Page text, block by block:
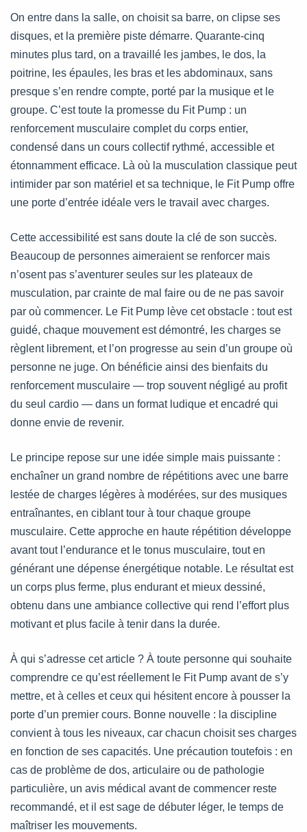
On entre dans la salle, on choisit sa barre, on clipse ses
disques, et la première piste démarre. Quarante-cinq
minutes plus tard, on a travaillé les jambes, le dos, la
poitrine, les épaules, les bras et les abdominaux, sans
presque s’en rendre compte, porté par la musique et le
groupe. C’est toute la promesse du Fit Pump : un
renforcement musculaire complet du corps entier,
condensé dans un cours collectif rythmé, accessible et
étonnamment efficace. Là où la musculation classique peut
intimider par son matériel et sa technique, le Fit Pump offre
une porte d’entrée idéale vers le travail avec charges.
Cette accessibilité est sans doute la clé de son succès.
Beaucoup de personnes aimeraient se renforcer mais
n’osent pas s’aventurer seules sur les plateaux de
musculation, par crainte de mal faire ou de ne pas savoir
par où commencer. Le Fit Pump lève cet obstacle : tout est
guidé, chaque mouvement est démontré, les charges se
règlent librement, et l’on progresse au sein d’un groupe où
personne ne juge. On bénéficie ainsi des bienfaits du
renforcement musculaire — trop souvent négligé au profit
du seul cardio — dans un format ludique et encadré qui
donne envie de revenir.
Le principe repose sur une idée simple mais puissante :
enchaîner un grand nombre de répétitions avec une barre
lestée de charges légères à modérées, sur des musiques
entraînantes, en ciblant tour à tour chaque groupe
musculaire. Cette approche en haute répétition développe
avant tout l’endurance et le tonus musculaire, tout en
générant une dépense énergétique notable. Le résultat est
un corps plus ferme, plus endurant et mieux dessiné,
obtenu dans une ambiance collective qui rend l’effort plus
motivant et plus facile à tenir dans la durée.
À qui s’adresse cet article ? À toute personne qui souhaite
comprendre ce qu’est réellement le Fit Pump avant de s’y
mettre, et à celles et ceux qui hésitent encore à pousser la
porte d’un premier cours. Bonne nouvelle : la discipline
convient à tous les niveaux, car chacun choisit ses charges
en fonction de ses capacités. Une précaution toutefois : en
cas de problème de dos, articulaire ou de pathologie
particulière, un avis médical avant de commencer reste
recommandé, et il est sage de débuter léger, le temps de
maîtriser les mouvements.